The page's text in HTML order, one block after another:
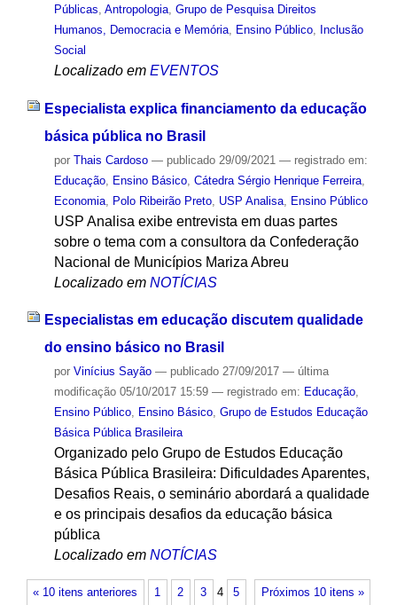
Públicas Antropologia, Grupo de Pesquisa Direitos
Humanos, Democracia e Memória, Ensino Público,
Inclusão
Social
Localizado em EVENTOS
Especialista explica financiamento da educação
básica pública no Brasil
por Thais Cardoso — publicado29/09/2021 — registrado em:
Educação, Ensino Básico, Cátedra Sérgio Henrique Ferreira,
Economia, Polo Ribeirão Preto, USP Analisa, Ensino Público
USP Analisa exibe entrevista em duas partes
sobre o tema com a consultora da Confederação
Nacional de Municípios Mariza Abreu
Localizado em NOTÍCIAS
Especialistas em educação discutem qualidade
do ensino básico no Brasil
por Vinícius Sayão — publicado27/09/2017 — última
modificação05/10/2017 15:59 — registrado em: Educação,
Ensino Público, Ensino Básico, Grupo de Estudos Educação
Básica Pública Brasileira
Organizado pelo Grupo de Estudos Educação
Básica Pública Brasileira: Dificuldades Aparentes,
Desafios Reais, o seminário abordará a qualidade
e os principais desafios da educação básica
pública
Localizado em NOTÍCIAS
« 10 itens anteriores Próximos 10 itens »
1 2 3 4 5